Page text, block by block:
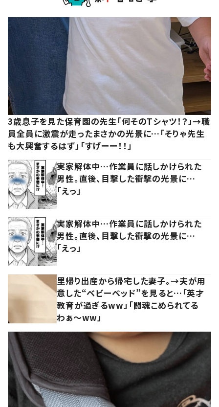
3歳息子を見た保育園の先生「何そのTシャツ！？」→職
員全員に激震が走ったまさかの光景に…「そりゃ先生
も大興奮するはず」「すげーー！！」
実家解体中…作業員に話しかけられた
男性。直後、目撃した衝撃の光景に…
「えっ」
実家解体中…作業員に話しかけられた
男性。直後、目撃した衝撃の光景に…
「えっ」
里帰り出産から帰宅した妻子。→夫が用
意した“ベビーベッド”を見ると…「英才
教育が過ぎるww」「闘魂こめられてる
わぁ～ww」